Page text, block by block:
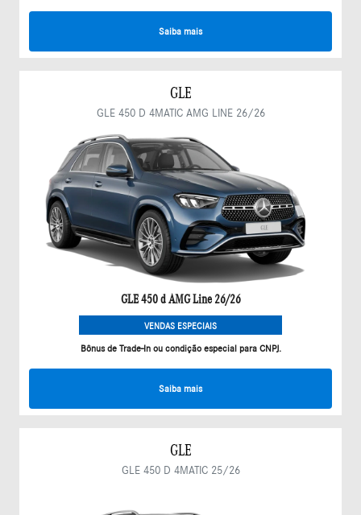
Saiba mais
GLE
GLE 450 D 4MATIC AMG LINE 26/26
GLE 450 d AMG Line 26/26
VENDAS ESPECIAIS
Bônus de Trade-In ou condição especial para CNPJ.
Saiba mais
GLE
GLE 450 D 4MATIC 25/26